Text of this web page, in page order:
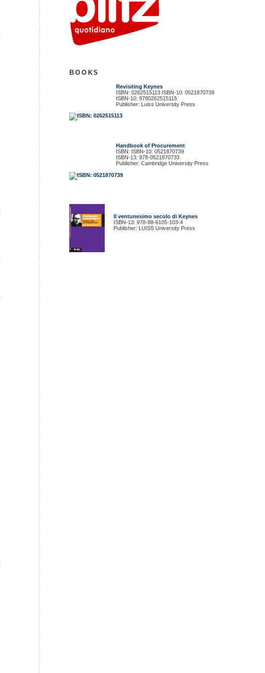
BOOKS
Revisiting Keynes
ISBN: 0262515113 ISBN-10: 0521870739
ISBN-10: 9780262515115
Publisher: Luiss University Press
Handbook of Procurement
ISBN: ISBN-10: 0521870739
ISBN-13: 978-0521870733
Publisher: Cambridge University Press
Il ventunesimo secolo di Keynes
ISBN-13: 978-88-6105-103-4
Publisher: LUISS University Press